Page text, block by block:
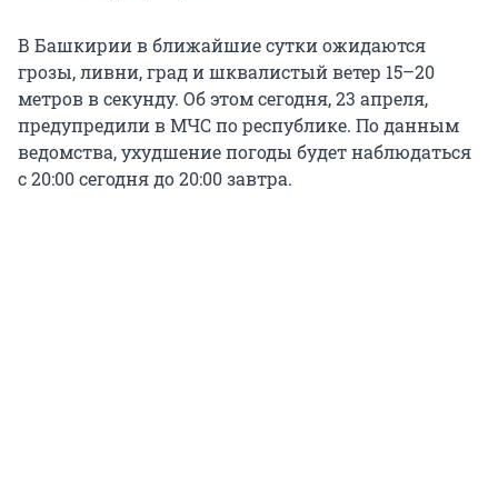
В Башкирии в ближайшие сутки ожидаются
грозы, ливни, град и шквалистый ветер 15–20
метров в секунду. Об этом сегодня, 23 апреля,
предупредили в МЧС по республике. По данным
ведомства, ухудшение погоды будет наблюдаться
с 20:00 сегодня до 20:00 завтра.